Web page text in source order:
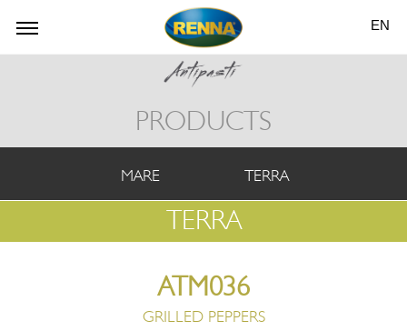
EN
PRODUCTS
MARE TERRA
TERRA
ATM036
GRILLED PEPPERS